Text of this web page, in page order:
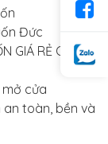
Đức
GIÁ RẺ CHẤT
cửa
an toàn, bền và